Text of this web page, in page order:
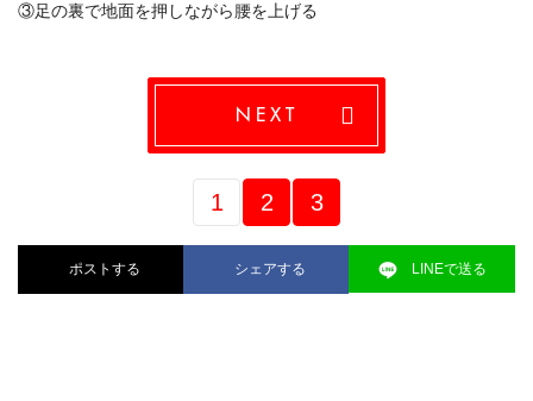
③足の裏で地面を押しながら腰を上げる
NEXT
1 2 3
ポストする シェアする LINEで送る